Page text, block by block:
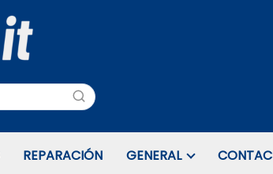
REPARACIÓN GENERAL